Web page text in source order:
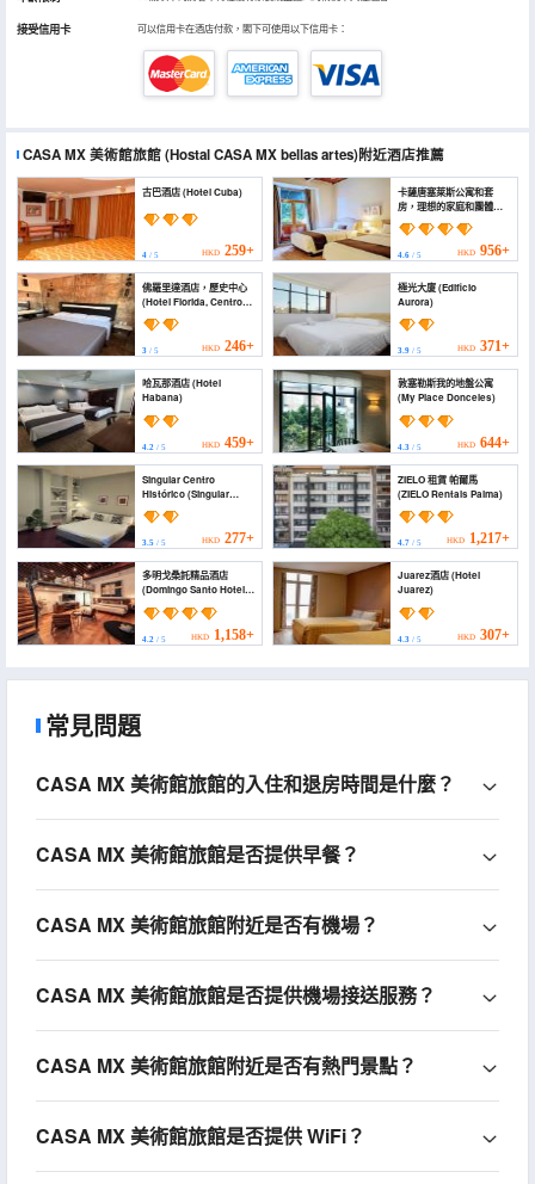
接受信用卡 可以信用卡在酒店付款，閣下可使用以下信用卡：
CASA MX 美術館旅館(Hostal CASA MX bellas artes)附近酒店推薦
古巴酒店 (Hotel Cuba)
4 / 5 HKD 259+
卡薩唐塞萊斯公寓和套
房，理想的家庭和團體住
宿 (Casa Donceles -
Amplios
Departamentos
Familiares en Centro
Histórico)
4.6/ 5 HKD 956+
佛羅里達酒店，歷史中心
(Hotel Florida, Centro
Histórico)
3 / 5 HKD 246+
極光大廈 (Edificio
Aurora)
3.9/ 5 HKD 371+
哈瓦那酒店 (Hotel
Habana)
4.2 / 5 HKD 459+
敦塞勒斯我的地盤公寓
(My Place Donceles)
4.3/ 5 HKD 644+
Singular Centro
Histórico (Singular
Centro Histórico)
3.5 / 5 HKD 277+
ZIELO 租賃 帕爾馬
(ZIELO Rentals Palma)
4.7/ 5 HKD 1,217+
多明戈桑託精品酒店
(Domingo Santo Hotel
Boutique)
4.2 / 5 HKD 1,158+
Juarez酒店 (Hotel
Juarez)
4.3/ 5 HKD 307+
常見問題
CASA MX 美術館旅館的入住和退房時間是什麼？
CASA MX 美術館旅館是否提供早餐？
CASA MX 美術館旅館附近是否有機場？
CASA MX 美術館旅館是否提供機場接送服務？
CASA MX 美術館旅館附近是否有熱門景點？
CASA MX 美術館旅館是否提供 WiFi？